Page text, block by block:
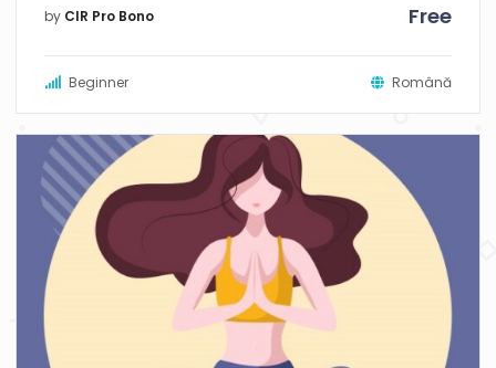
by CIR Pro Bono Free
Beginner Română